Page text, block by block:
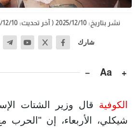
نشر بتاريخ: 2025/12/10 ( آخر تحديث: 2025/12/10 الساعة: 12:35 )
شارك
+
Aa
−
الكوفية قال وزير الشتات
شيكلي، الأربعاء، إن "الحرب